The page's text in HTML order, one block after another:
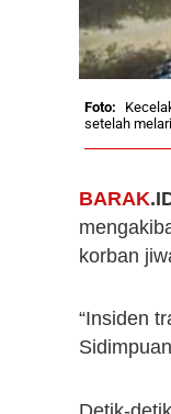
setelah
BARAK
korban
“Insiden